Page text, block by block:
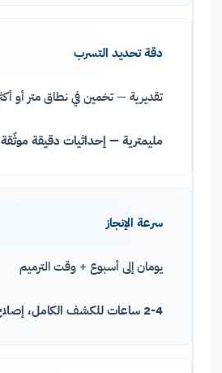
دقة تحديد التسرب
تقديرية — تخمين في نطاق متر أو
مليمترية — إحداثيات دقيقة موثّقة
سرعة الإنجاز
يومان إلى أسبوع + وقت الترميم
2-4 ساعات للكشف الكامل، إصلاح في نفس اليوم